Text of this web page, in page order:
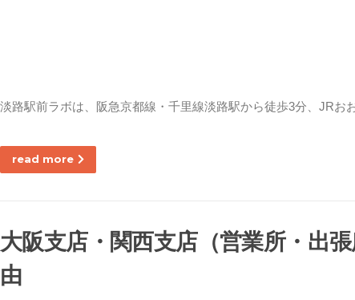
淡路駅前ラボは、阪急京都線・千里線淡路駅から徒歩3分、JR
read more
大阪支店・関西支店（営業所・出
由